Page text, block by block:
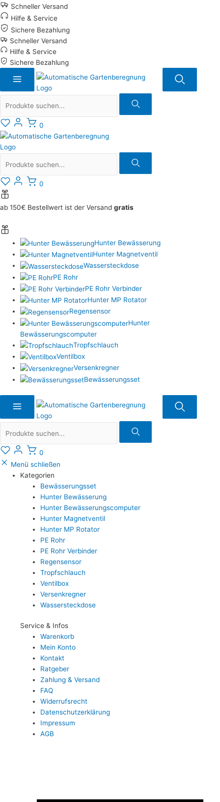
Zum
Inhalt
springen
Schneller Versand
Hilfe & Service
Sichere Bezahlung
Schneller Versand
Hilfe & Service
Sichere Bezahlung
0
0
ab 150€ Bestellwert ist der Versand gratis
Hunter Bewässerung
Hunter Magnetventil
Wassersteckdose
PE Rohr
PE Rohr Verbinder
Hunter MP Rotator
Regensensor
Hunter
Bewässerungscomputer
Tropfschlauch
Ventilbox
Versenkregner
Bewässerungsset
0
Menü schließen
Kategorien
Bewässerungsset
Hunter Bewässerung
Hunter Bewässerungscomputer
Hunter Magnetventil
Hunter MP Rotator
PE Rohr
PE Rohr Verbinder
Regensensor
Tropfschlauch
Ventilbox
Versenkregner
Wassersteckdose
Service & Infos
Warenkorb
Mein Konto
Kontakt
Ratgeber
Zahlung & Versand
FAQ
Widerrufsrecht
Datenschutzerklärung
Impressum
AGB